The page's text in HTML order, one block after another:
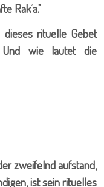
Rak´a."
rituelle Gebet
Und wie lautet die
zweifelnd aufstand,
ist sein rituelles